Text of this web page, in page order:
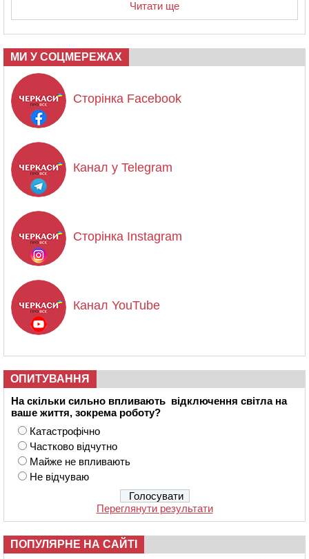
Читати ще
МИ У СОЦМЕРЕЖАХ
Сторінка Facebook
Канал у Telegram
Сторінка Instagram
Канал YouTube
ОПИТУВАННЯ
На скільки сильно впливають відключення світла на
ваше життя, зокрема роботу?
Катастрофічно
Частково відчутно
Майже не впливають
Не відчуваю
Переглянути результати
ПОПУЛЯРНЕ НА САЙТІ